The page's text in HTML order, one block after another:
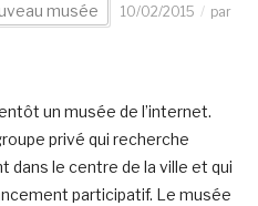
musée 10/02/2015
par
un musée de l’internet.
privé qui recherche
le centre de la ville et qui
participatif. Le musée